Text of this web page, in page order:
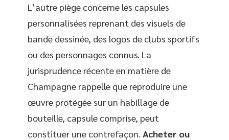
L’autre piège concerne les capsules
personnalisées reprenant des visuels de
bande dessinée, des logos de clubs sportifs
ou des personnages connus. La
jurisprudence récente en matière de
Champagne rappelle que reproduire une
œuvre protégée sur un habillage de
bouteille, capsule comprise, peut
constituer une contrefaçon. Acheter ou